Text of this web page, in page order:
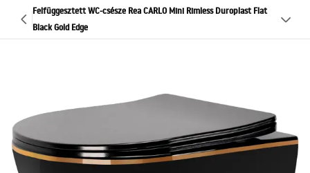
Felfüggesztett WC-csésze Rea CARLO Mini Rimless Duroplast Flat
Black Gold Edge